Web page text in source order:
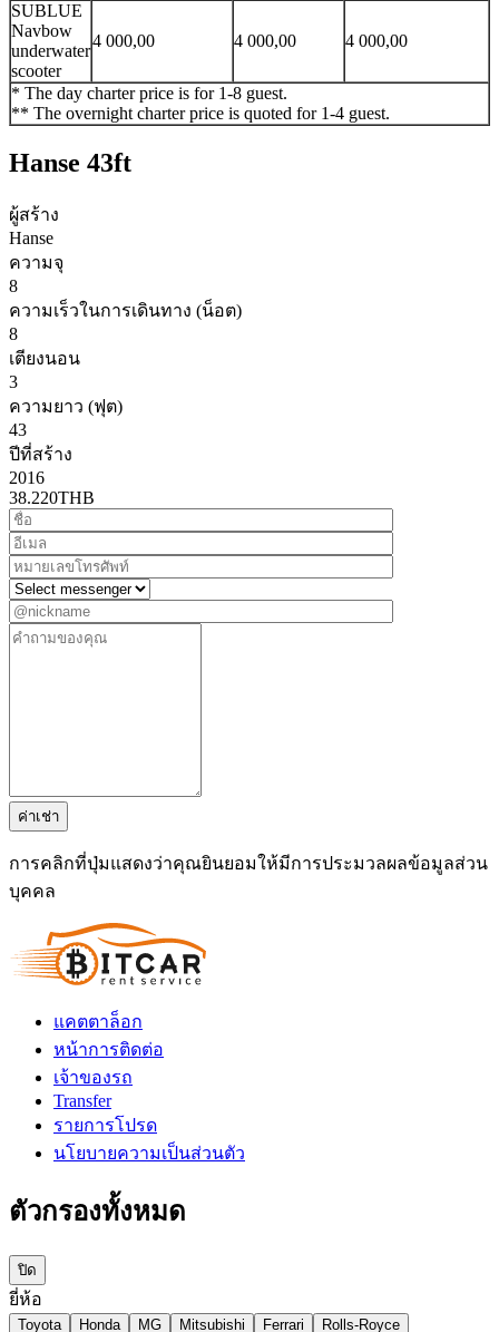
SUBLUE
Navbow
underwater
scooter
4 000,00 4 000,00 4 000,00
* The day charter price is for 1-8 guest.
** The overnight charter price is quoted for 1-4 guest.
Hanse 43ft
ผู้สร้าง
Hanse
ความจุ
8
ความเร็วในการเดินทาง (น็อต)
8
เตียงนอน
3
ความยาว (ฟุต)
43
ปีที่สร้าง
2016
38.220THB
การคลิกที่ปุ่มแสดงว่าคุณยินยอมให้มีการประมวลผลข้อมูลส่วน
บุคคล
แคตตาล็อก
หน้าการติดต่อ
เจ้าของรถ
Transfer
รายการโปรด
นโยบายความเป็นส่วนตัว
ตัวกรองทั้งหมด
ปิด
ยี่ห้อ
Toyota Honda MG Mitsubishi Ferrari Rolls-Royce